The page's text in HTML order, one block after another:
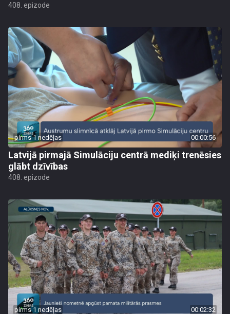
408. epizode
pirms 1 nedēļas 00:00:56
Latvijā pirmajā Simulāciju centrā mediķi trenēsies
glābt dzīvības
408. epizode
pirms 1 nedēļas 00:02:32